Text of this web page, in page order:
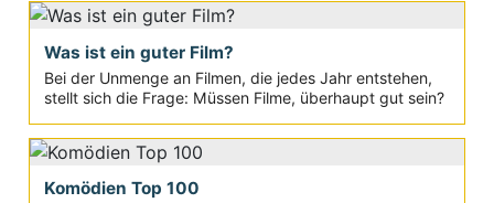
Was ist ein guter Film?
Bei der Unmenge an Filmen, die jedes Jahr entstehen,
stellt sich die Frage: Müssen Filme, überhaupt gut sein?
Komödien Top 100